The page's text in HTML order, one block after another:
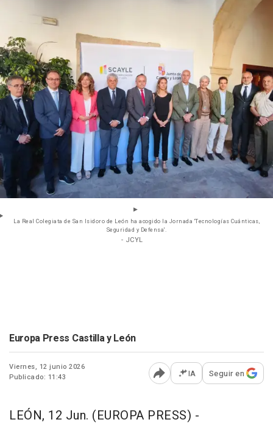
La Real Colegiata de San Isidoro de León ha acogido la Jornada 'Tecnologías Cuánticas,
Seguridad y Defensa'.
- JCYL
Europa Press Castilla y León
Viernes, 12 junio 2026
Publicado: 11:43
Abrir opciones para
IA Seguir en
LEÓN, 12 Jun. (EUROPA PRESS) -